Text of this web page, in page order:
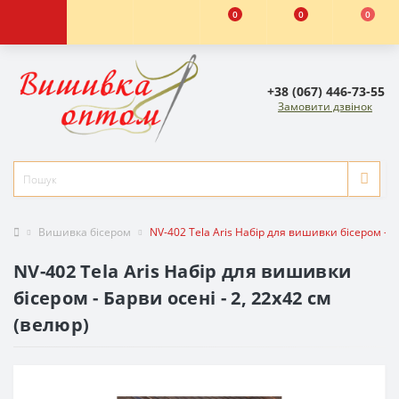
0 0 0
+38 (067) 446-73-55
Замовити дзвінок
Вишивка бісером NV-402 Tela Aris Набір для вишивки бісером -
NV-402 Tela Aris Набір для вишивки
бісером - Барви осені - 2, 22x42 см
(велюр)